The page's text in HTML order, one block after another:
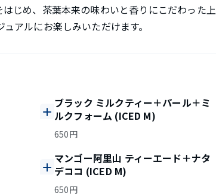
じめ、茶葉本来の味わいと香りにこだわった上
アルにお楽しみいただけます。
ブラック ミルクティー＋パール＋ミ
ルクフォーム (ICED M)
650円
マンゴー阿里山 ティーエード＋ナタ
デココ (ICED M)
650円